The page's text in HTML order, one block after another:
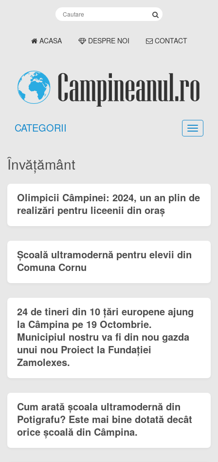
ACASA DESPRE NOI CONTACT
CATEGORII
Învățământ
Olimpicii Câmpinei: 2024, un an plin de
realizări pentru liceenii din oraș
Școală ultramodernă pentru elevii din
Comuna Cornu
24 de tineri din 10 țări europene ajung
la Câmpina pe 19 Octombrie.
Municipiul nostru va fi din nou gazda
unui nou Proiect la Fundației
Zamolexes.
Cum arată școala ultramodernă din
Potigrafu? Este mai bine dotată decât
orice școală din Câmpina.